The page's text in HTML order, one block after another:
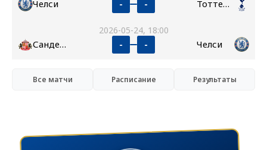
Челси - - Тоттенхэм
2026-05-24, 18:00
Сандерленд - - Челси
Все матчи Расписание Результаты